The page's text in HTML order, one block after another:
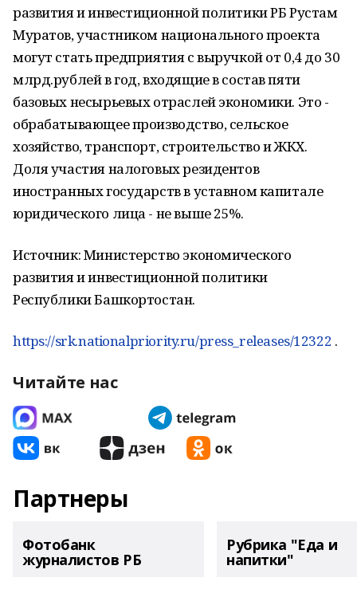
развития и инвестиционной политики РБ Рустам
Муратов, участником национального проекта
могут стать предприятия с выручкой от 0,4 до 30
млрд.рублей в год, входящие в состав пяти
базовых несырьевых отраслей экономики. Это -
обрабатывающее производство, сельское
хозяйство, транспорт, строительство и ЖКХ.
Доля участия налоговых резидентов
иностранных государств в уставном капитале
юридического лица - не выше 25%.
Источник: Министерство экономического
развития и инвестиционной политики
Республики Башкортостан.
https://srk.nationalpriority.ru/press_releases/12322 .
Читайте нас
Партнеры
Фотобанк
журналистов РБ
Рубрика "Еда и
напитки"